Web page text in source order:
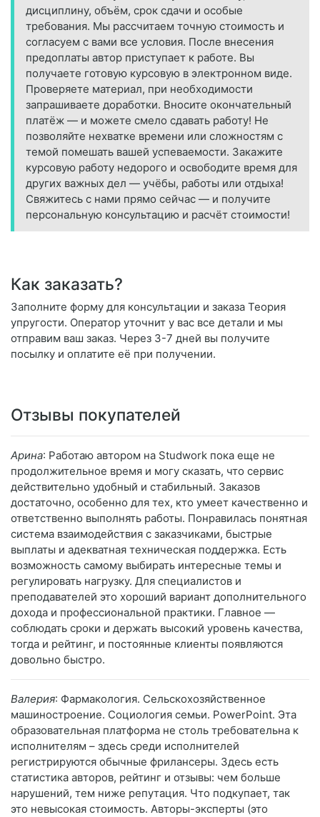
дисциплину, объём, срок сдачи и особые
требования. Мы рассчитаем точную стоимость и
согласуем с вами все условия. После внесения
предоплаты автор приступает к работе. Вы
получаете готовую курсовую в электронном виде.
Проверяете материал, при необходимости
запрашиваете доработки. Вносите окончательный
платёж — и можете смело сдавать работу! Не
позволяйте нехватке времени или сложностям с
темой помешать вашей успеваемости. Закажите
курсовую работу недорого и освободите время для
других важных дел — учёбы, работы или отдыха!
Свяжитесь с нами прямо сейчас — и получите
персональную консультацию и расчёт стоимости!
Как заказать?
Заполните форму для консультации и заказа Теория
упругости. Оператор уточнит у вас все детали и мы
отправим ваш заказ. Через 3-7 дней вы получите
посылку и оплатите её при получении.
Отзывы покупателей
Арина: Работаю автором на Studwork пока еще не
продолжительное время и могу сказать, что сервис
действительно удобный и стабильный. Заказов
достаточно, особенно для тех, кто умеет качественно и
ответственно выполнять работы. Понравилась понятная
система взаимодействия с заказчиками, быстрые
выплаты и адекватная техническая поддержка. Есть
возможность самому выбирать интересные темы и
регулировать нагрузку. Для специалистов и
преподавателей это хороший вариант дополнительного
дохода и профессиональной практики. Главное —
соблюдать сроки и держать высокий уровень качества,
тогда и рейтинг, и постоянные клиенты появляются
довольно быстро.
Валерия: Фармакология. Сельскохозяйственное
машиностроение. Социология семьи. PowerPoint. Эта
образовательная платформа не столь требовательна к
исполнителям – здесь среди исполнителей
регистрируются обычные фрилансеры. Здесь есть
статистика авторов, рейтинг и отзывы: чем больше
нарушений, тем ниже репутация. Что подкупает, так
это невысокая стоимость. Авторы-эксперты (это